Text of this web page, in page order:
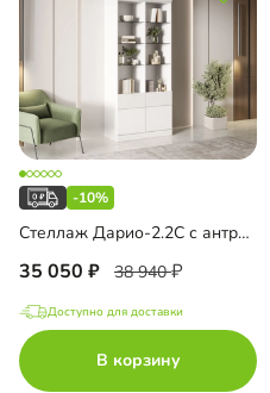
-10%
Стеллаж Дарио-2.2С с антресолью
35 050 38 940
Доступно для доставки
В корзину